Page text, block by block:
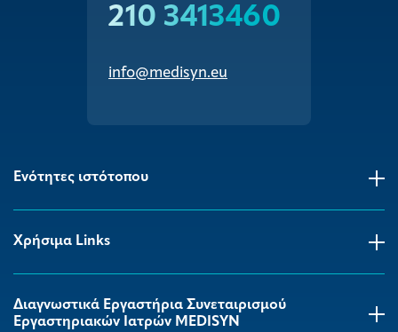
210 3413460
info@medisyn.eu
Ενότητες ιστότοπου
Χρήσιμα Links
Διαγνωστικά Εργαστήρια Συνεταιρισμού
Εργαστηριακών Ιατρών MEDISYΝ